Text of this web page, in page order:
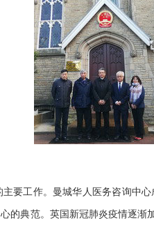
要工作。曼城华人医务咨询中
的典范。英国新冠肺炎疫情逐